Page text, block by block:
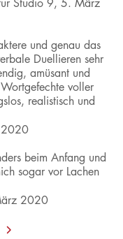
Studio 9, 5. März
und genau das
Duellieren sehr
amüsant und
voller
realistisch und
beim Anfang und
sogar vor Lachen
2020